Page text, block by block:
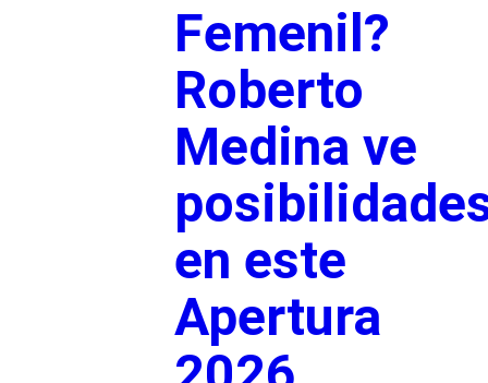
Femenil?
Roberto
Medina ve
en este
Apertura